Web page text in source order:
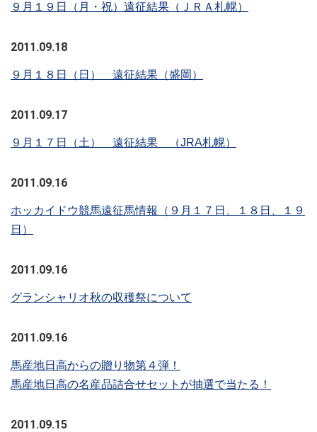
９月１９日（月・祝）遠征結果（ＪＲＡ札幌）
2011.09.18
９月１８日（日） 遠征結果（盛岡）
2011.09.17
９月１７日（土） 遠征結果 （JRA札幌）
2011.09.16
ホッカイドウ競馬遠征馬情報（９月１７日、１８日、１９
日）
2011.09.16
グランシャリオ秋の収穫祭について
2011.09.16
馬産地日高からの贈り物第４弾！
馬産地日高の名産品詰合せセットが抽選で当たる！
2011.09.15